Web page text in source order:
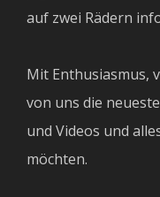
auf zwei Rädern
Mit Enthusiasmus,
von uns die
und Videos und
möchten.